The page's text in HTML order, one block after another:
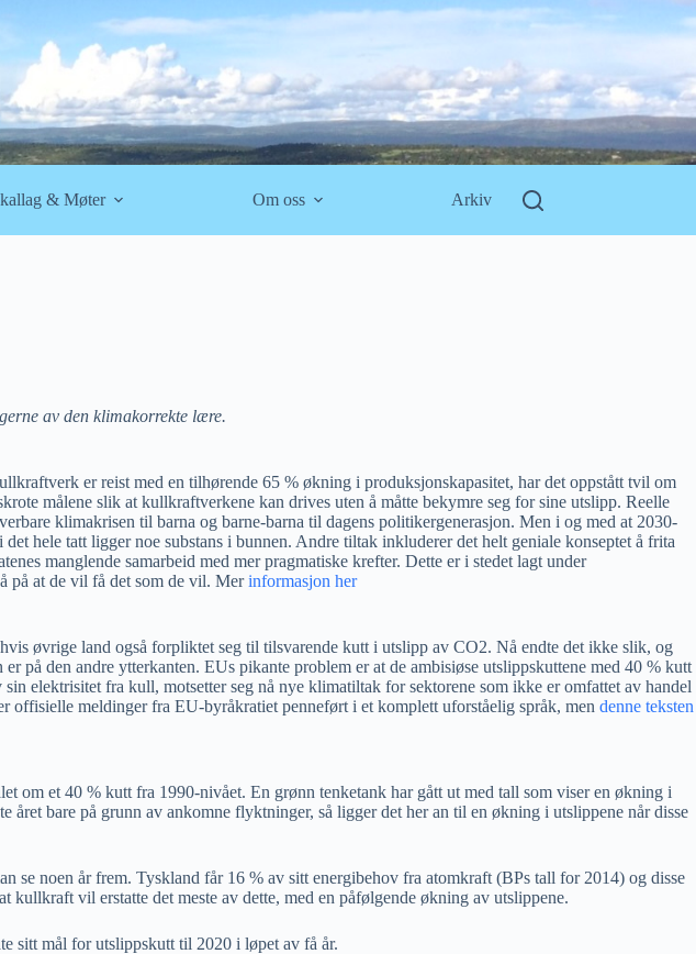
& Møter Om oss Arkiv
av den klimakorrekte lære.
er reist med en tilhørende 65 % økning i produksjonskapasitet, har det oppstått tvil om
målene slik at kullkraftverkene kan drives uten å måtte bekymre seg for sine utslipp. Reelle
klimakrisen til barna og barne-barna til dagens politikergenerasjon. Men i og med at 2030-
hele tatt ligger noe substans i bunnen. Andre tiltak inkluderer det helt geniale konseptet å frita
manglende samarbeid med mer pragmatiske krefter. Dette er i stedet lagt under
på at de vil få det som de vil. Merinformasjon her
øvrige land også forpliktet seg til tilsvarende kutt i utslipp av CO2. Nå endte det ikke slik, og
på den andre ytterkanten. EUs pikante problem er at de ambisiøse utslippskuttene med 40 % kutt
elektrisitet fra kull, motsetter seg nå nye klimatiltak for sektorene som ikke er omfattet av handel
offisielle meldinger fra EU-byråkratiet penneført i et komplett uforståelig språk, men denne teksten
om et 40 % kutt fra 1990-nivået. En grønn tenketank har gått ut med tall som viser en økning i
bare på grunn av ankomne flyktninger, så ligger det her an til en økning i utslippene når disse
se noen år frem. Tyskland får 16 % av sitt energibehov fra atomkraft (BPs tall for 2014) og disse
kullkraft vil erstatte det meste av dette, med en påfølgende økning av utslippene.
sitt mål for utslippskutt til 2020 i løpet av få år.